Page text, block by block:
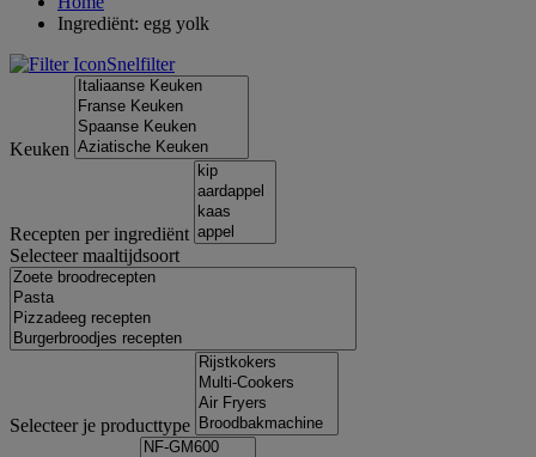
Ingrediënt: egg yolk
Snelfilter
Keuken
Recepten per ingrediënt
Selecteer maaltijdsoort
Selecteer je producttype